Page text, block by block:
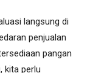
langsung di
penjualan
pangan
kita perlu